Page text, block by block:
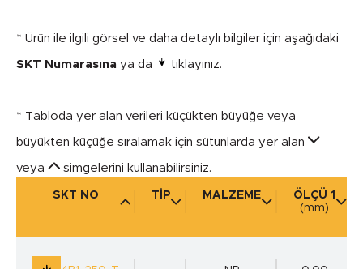
SEGMENT
* Ürün ile ilgili görsel ve daha detaylı bilgiler için aşağıdaki
SKT Numarasına ya da tıklayınız.
* Tabloda yer alan verileri küçükten büyüğe veya
büyükten küçüğe sıralamak için sütunlarda yer alan
veya simgelerini kullanabilirsiniz.
SKT NO TİP MALZEME
ÖLÇÜ 1
(mm)